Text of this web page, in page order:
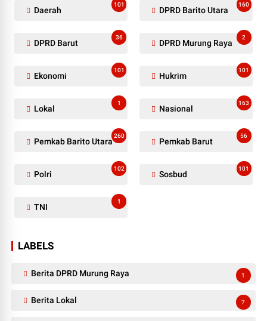
Daerah
101
DPRD Barito Utara
160
DPRD Barut
36
DPRD Murung Raya
2
Ekonomi
101
Hukrim
101
Lokal
1
Nasional
163
Pemkab Barito Utara
260
Pemkab Barut
56
Polri
102
Sosbud
101
TNI
1
LABELS
Berita DPRD Murung Raya 1
Berita Lokal 7